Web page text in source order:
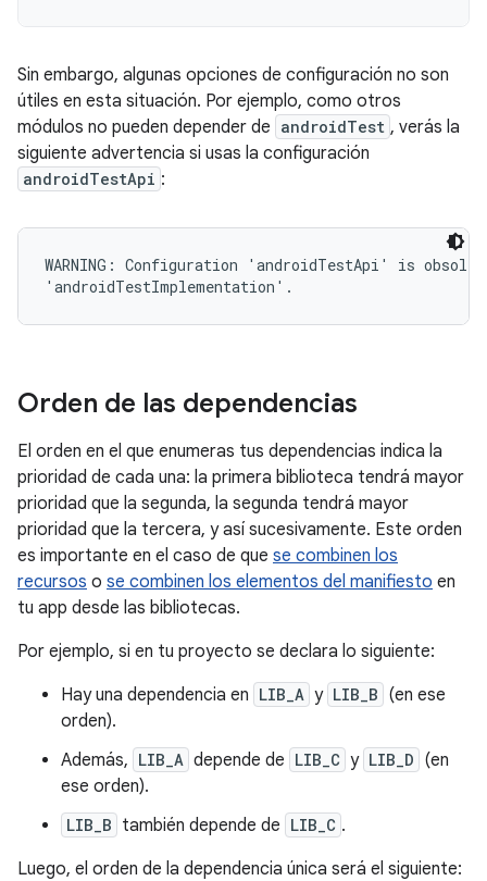
Sin embargo, algunas opciones de configuración no son
útiles en esta situación. Por ejemplo, como otros
módulos no pueden depender de androidTest , verás la
siguiente advertencia si usas la configuración
androidTestApi :
WARNING: Configuration 'androidTestApi' is
Orden de las dependencias
El orden en el que enumeras tus dependencias indica la
prioridad de cada una: la primera biblioteca tendrá mayor
prioridad que la segunda, la segunda tendrá mayor
prioridad que la tercera, y así sucesivamente. Este orden
es importante en el caso de que se combinen los
recursos o se combinen los elementos del manifiesto en
tu app desde las bibliotecas.
Por ejemplo, si en tu proyecto se declara lo siguiente:
Hay una dependencia en LIB_A y LIB_B (en ese
orden).
Además, LIB_A depende de LIB_C y LIB_D (en
ese orden).
LIB_B también depende de LIB_C .
Luego, el orden de la dependencia única será el siguiente: